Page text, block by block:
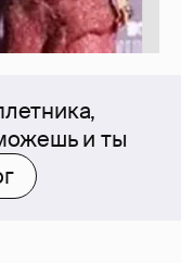
и ты